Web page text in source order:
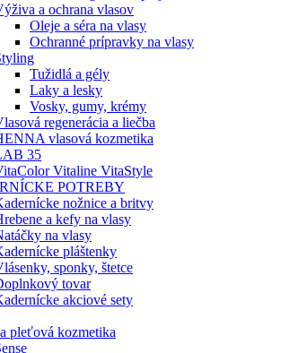
a ochrana vlasov
Oleje a séra na vlasy
Ochranné prípravky na vlasy
Tužidlá a gély
Laky a lesky
Vosky, gumy, krémy
regenerácia a liečba
vlasová kozmetika
35
Vitaline VitaStyle
POTREBY
nožnice a britvy
a kefy na vlasy
na vlasy
pláštenky
sponky, štetce
tovar
akciové sety
pleťová kozmetika